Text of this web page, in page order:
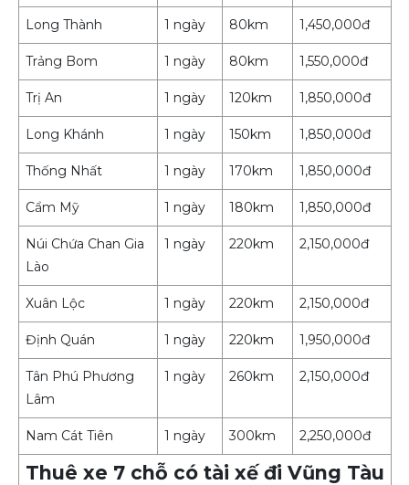
Long Thành 1 ngày 80km 1,450,000đ
Trảng Bom 1 ngày 80km 1,550,000đ
Trị An 1 ngày 120km 1,850,000đ
Long Khánh 1 ngày 150km 1,850,000đ
Thống Nhất 1 ngày 170km 1,850,000đ
Cẩm Mỹ 1 ngày 180km 1,850,000đ
Núi Chứa Chan Gia
Lào
1 ngày 220km 2,150,000đ
Xuân Lộc 1 ngày 220km 2,150,000đ
Định Quán 1 ngày 220km 1,950,000đ
Tân Phú Phương
Lâm
1 ngày 260km 2,150,000đ
Nam Cát Tiên 1 ngày 300km 2,250,000đ
Thuê xe 7 chỗ có tài xế đi Vũng Tàu